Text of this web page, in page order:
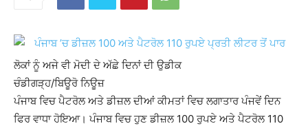
ਲੋਕਾਂ ਨੂੰ ਅਜੇ ਵੀ ਮੋਦੀ ਦੇ ਅੱਛੇ ਦਿਨਾਂ ਦੀ ਉਡੀਕ
ਚੰਡੀਗੜ੍ਹ/ਬਿਊਰੋ ਨਿਊਜ਼
ਪੰਜਾਬ ਵਿਚ ਪੈਟਰੋਲ ਅਤੇ ਡੀਜ਼ਲ ਦੀਆਂ ਕੀਮਤਾਂ ਵਿਚ ਲਗਾਤਾਰ ਪੰਜਵੇਂ ਦਿਨ
ਫਿਰ ਵਾਧਾ ਹੋਇਆ। ਪੰਜਾਬ ਵਿਚ ਹੁਣ ਡੀਜ਼ਲ 100 ਰੁਪਏ ਅਤੇ ਪੈਟਰੋਲ 110